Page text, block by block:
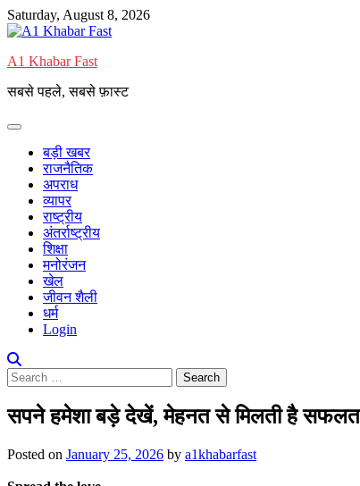
Saturday, August 8, 2026
A1 Khabar Fast
सबसे पहले, सबसे फ़ास्ट
बड़ी खबर
राजनैतिक
अपराध
व्यापर
राष्ट्रीय
अंतर्राष्ट्रीय
शिक्षा
मनोरंजन
खेल
जीवन शैली
धर्म
Login
सपने हमेशा बड़े देखें, मेहनत से मिलती है सफलता
Posted on January 25, 2026 by a1khabarfast